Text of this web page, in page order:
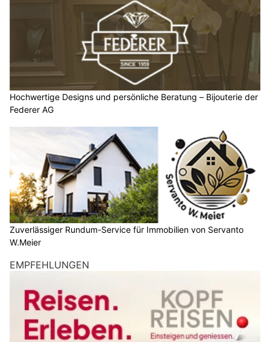
Hochwertige Designs und persönliche Beratung – Bijouterie der
Federer AG
Zuverlässiger Rundum-Service für Immobilien von Servanto
W.Meier
EMPFEHLUNGEN